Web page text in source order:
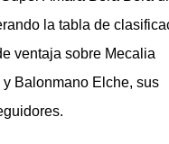
la tabla de
ventaja sobre Mecalia
Balonmano Elche, sus